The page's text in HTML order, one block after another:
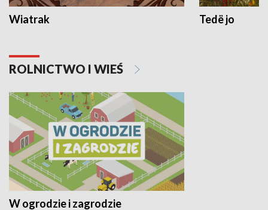
Wiatrak Tedë jo
ROLNICTWO I WIEŚ
W ogrodzie i zagrodzie